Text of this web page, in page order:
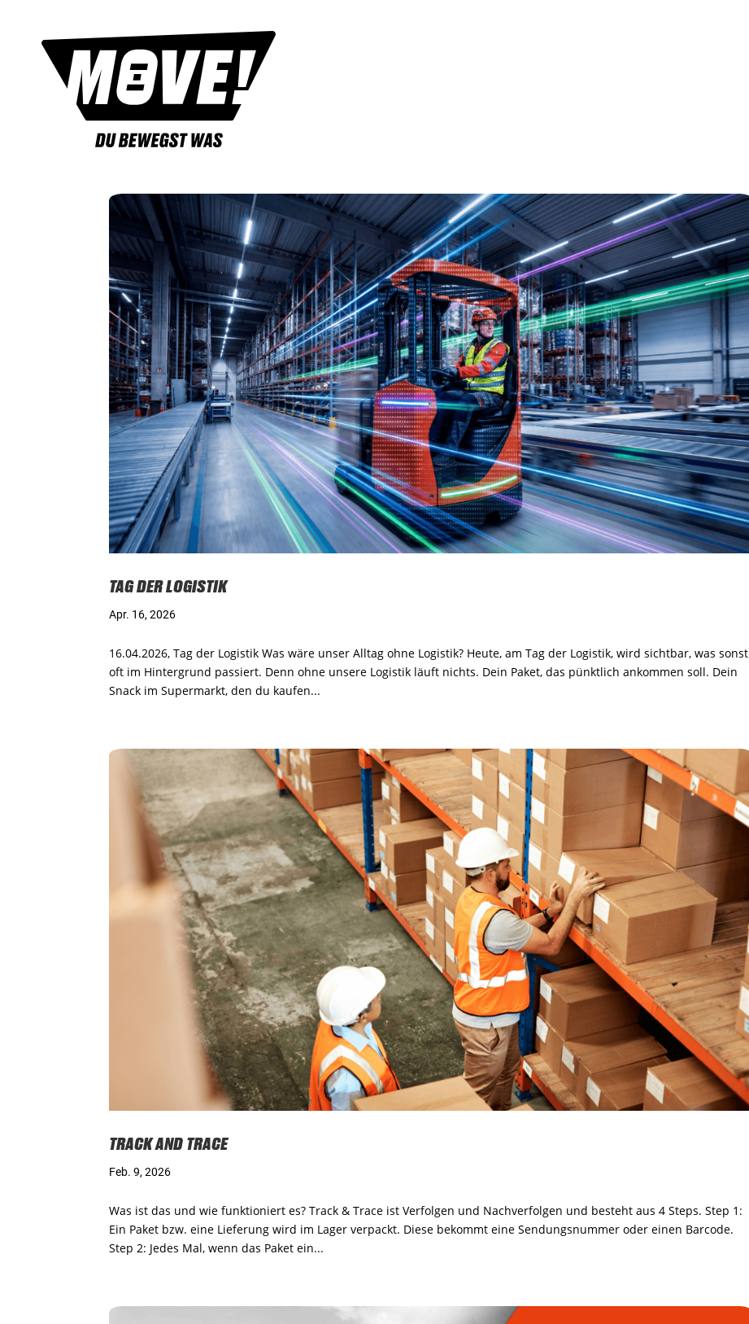
TAG DER LOGISTIK
Apr. 16, 2026
16.04.2026, Tag der Logistik Was wäre unser Alltag ohne Logistik? Heute, am Tag der Logistik, wird sichtbar, was sonst
oft im Hintergrund passiert. Denn ohne unsere Logistik läuft nichts. Dein Paket, das pünktlich ankommen soll. Dein
Snack im Supermarkt, den du kaufen...
TRACK AND TRACE
Feb. 9, 2026
Was ist das und wie funktioniert es? Track & Trace ist Verfolgen und Nachverfolgen und besteht aus 4 Steps. Step 1:
Ein Paket bzw. eine Lieferung wird im Lager verpackt. Diese bekommt eine Sendungsnummer oder einen Barcode.
Step 2: Jedes Mal, wenn das Paket ein...